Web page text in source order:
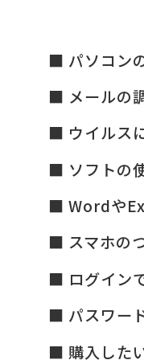
パソコン
メールの
ウイルス
ソフトの
Wordや
スマホの
ログイン
パスワー
購入した